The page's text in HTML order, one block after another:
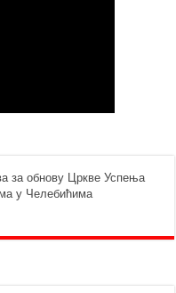
за обнову Цркве Успења
у Челебићима